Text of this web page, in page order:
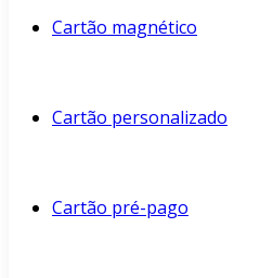
Cartão magnético
Cartão personalizado
Cartão pré-pago